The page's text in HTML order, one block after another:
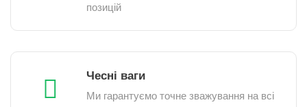
позицій
Чесні ваги
Ми гарантуємо точне зважування на всі